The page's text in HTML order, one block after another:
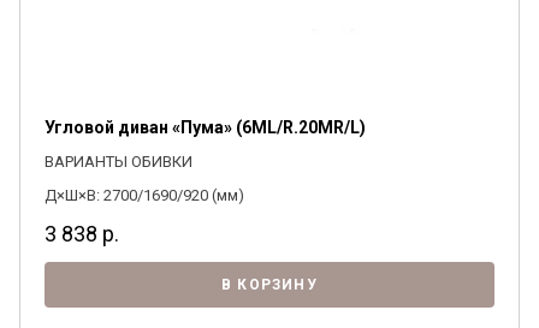
Угловой диван «Пума» (6ML/R.20MR/L)
ВАРИАНТЫ ОБИВКИ
Д×Ш×В: 2700/1690/920 (мм)
3 838 р.
В КОРЗИНУ